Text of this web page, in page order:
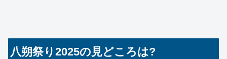
八朔祭り2025の見どころは?